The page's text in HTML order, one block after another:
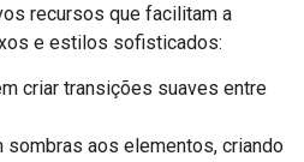
recursos que facilitam a
e estilos sofisticados:
criar transições suaves entre
sombras aos elementos, criando